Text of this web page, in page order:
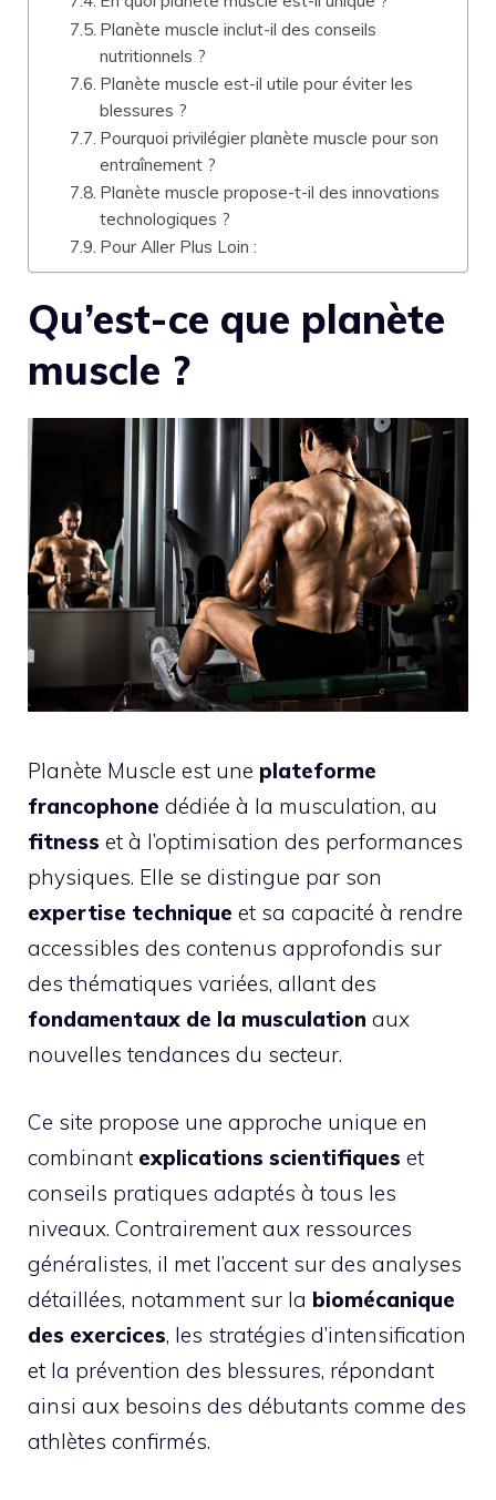
Planète muscle inclut-il des conseils
nutritionnels ?
Planète muscle est-il utile pour éviter les
blessures ?
Pourquoi privilégier planète muscle pour son
entraînement ?
Planète muscle propose-t-il des innovations
technologiques ?
Pour Aller Plus Loin :
Qu’est-ce que planète
muscle ?
Planète Muscle est une plateforme
francophone dédiée à la musculation, au
fitness et à l’optimisation des performances
physiques. Elle se distingue par son
expertise technique et sa capacité à rendre
accessibles des contenus approfondis sur
des thématiques variées, allant des
fondamentaux de la musculation aux
nouvelles tendances du secteur.
Ce site propose une approche unique en
combinant explications scientifiques et
conseils pratiques adaptés à tous les
niveaux. Contrairement aux ressources
généralistes, il met l’accent sur des analyses
détaillées, notamment sur la biomécanique
des exercices, les stratégies d’intensification
et la prévention des blessures, répondant
ainsi aux besoins des débutants comme des
athlètes confirmés.